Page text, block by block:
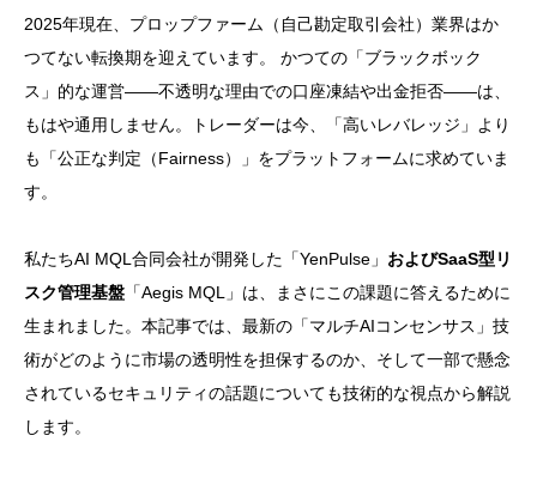
2025年現在、プロップファーム（自己勘定取引会社）業界はか
つてない転換期を迎えています。 かつての「ブラックボック
ス」的な運営――不透明な理由での口座凍結や出金拒否――は、
もはや通用しません。トレーダーは今、「高いレバレッジ」より
も「公正な判定（Fairness）」をプラットフォームに求めていま
す。
私たちAI MQL合同会社が開発した「YenPulse」 およびSaaS型リ
スク管理基盤 「Aegis MQL」は、まさにこの課題に答えるために
生まれました。本記事では、最新の「マルチAIコンセンサス」技
術がどのように市場の透明性を担保するのか、そして一部で懸念
されているセキュリティの話題についても技術的な視点から解説
します。